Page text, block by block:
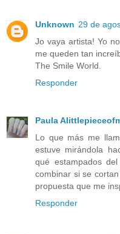
Unknown 29 de
Jo vaya artista! Yo
me queden tan
The Smile World.
Responder
Paula
Lo que más me
estuve mirándola
qué estampados
combinar si se
propuesta que me
Responder